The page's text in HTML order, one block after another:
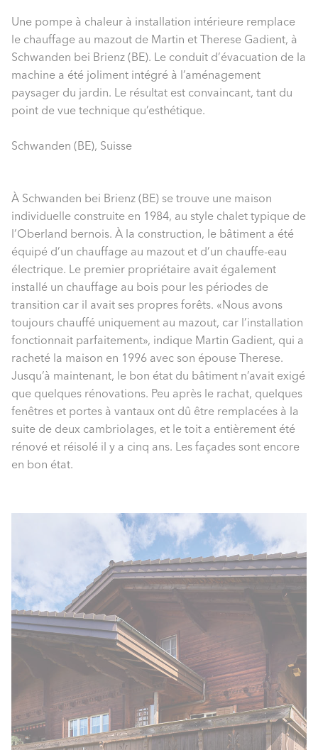
Une pompe à chaleur à installation intérieure remplace
le chauffage au mazout de Martin et Therese Gadient, à
Schwanden bei Brienz (BE). Le conduit d’évacuation de la
machine a été joliment intégré à l’aménagement
paysager du jardin. Le résultat est convaincant, tant du
point de vue technique qu’esthétique.
Schwanden (BE), Suisse
À Schwanden bei Brienz (BE) se trouve une maison
individuelle construite en 1984, au style chalet typique de
l’Oberland bernois. À la construction, le bâtiment a été
équipé d’un chauffage au mazout et d’un chauffe-eau
électrique. Le premier propriétaire avait également
installé un chauffage au bois pour les périodes de
transition car il avait ses propres forêts. «Nous avons
toujours chauffé uniquement au mazout, car l’installation
fonctionnait parfaitement», indique Martin Gadient, qui a
racheté la maison en 1996 avec son épouse Therese.
Jusqu’à maintenant, le bon état du bâtiment n’avait exigé
que quelques rénovations. Peu après le rachat, quelques
fenêtres et portes à vantaux ont dû être remplacées à la
suite de deux cambriolages, et le toit a entièrement été
rénové et réisolé il y a cinq ans. Les façades sont encore
en bon état.